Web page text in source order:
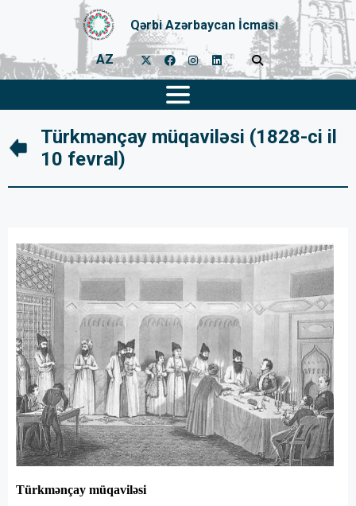
Qərbi Azərbaycan İcması
AZ
Türkmənçay müqaviləsi (1828-ci il
10 fevral)
Türkmənçay müqaviləsi